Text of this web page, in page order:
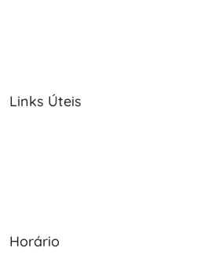
Links Úteis
Horário